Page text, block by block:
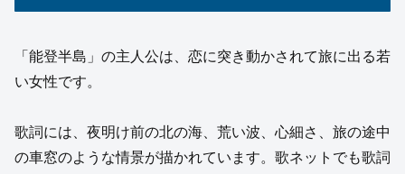
「能登半島」の主人公は、恋に突き動かされて旅に出る若
い女性です。
歌詞には、夜明け前の北の海、荒い波、心細さ、旅の途中
の車窓のような情景が描かれています。歌ネットでも歌詞